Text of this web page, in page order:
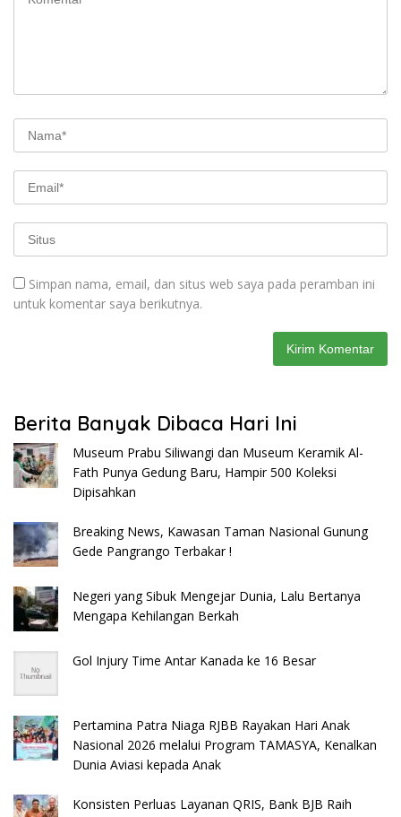
Simpan nama, email, dan situs web saya pada peramban ini
untuk komentar saya berikutnya.
Berita Banyak Dibaca Hari Ini
Museum Prabu Siliwangi dan Museum Keramik Al-
Fath Punya Gedung Baru, Hampir 500 Koleksi
Dipisahkan
Breaking News, Kawasan Taman Nasional Gunung
Gede Pangrango Terbakar !
Negeri yang Sibuk Mengejar Dunia, Lalu Bertanya
Mengapa Kehilangan Berkah
Gol Injury Time Antar Kanada ke 16 Besar
Pertamina Patra Niaga RJBB Rayakan Hari Anak
Nasional 2026 melalui Program TAMASYA, Kenalkan
Dunia Aviasi kepada Anak
Konsisten Perluas Layanan QRIS, Bank BJB Raih